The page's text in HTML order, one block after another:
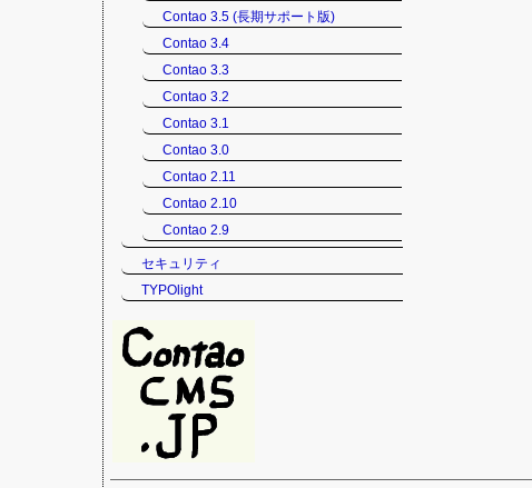
Contao 3.5 (長期サポート版)
Contao 3.4
Contao 3.3
Contao 3.2
Contao 3.1
Contao 3.0
Contao 2.11
Contao 2.10
Contao 2.9
セキュリティ
TYPOlight